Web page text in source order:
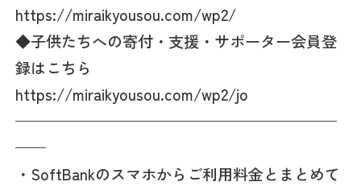
https://miraikyousou.com/wp2/
◆子供たちへの寄付・支援・サポーター会員登
録はこちら
https://miraikyousou.com/wp2/jo
—————————————————————
——
・SoftBankのスマホからご利用料金とまとめて